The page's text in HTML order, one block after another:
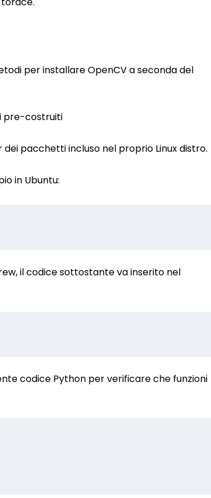
per installare OpenCV a seconda del
pre-costruiti
pacchetti incluso nel proprio Linux distro.
in Ubuntu:
il codice sottostante va inserito nel
codice Python per verificare che funzioni